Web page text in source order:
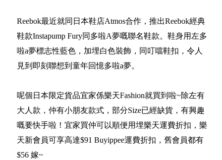
Reebok最近就同日本鞋店Atmos合作，推出Reebok經典
鞋款Instapump Fury同多啦A夢嘅聯名鞋款。鞋身用左多
啦a夢標志性藍色，加埋白色裝飾，同叮噹鞋扣，令人
見到即刻聯想到童年回憶多啦a夢。
呢個日本限定貨品宜家係樂天Fashion就買到啦~除左有
大人款，仲有小朋友款式，部分Size已經缺貨，有興趣
嘅要快手啦！宜家買仲可以順便用埋樂天運費折扣，樂
天新會員可享高達$91 Buyippee運費折扣，舊會員都有
$56 嫁~